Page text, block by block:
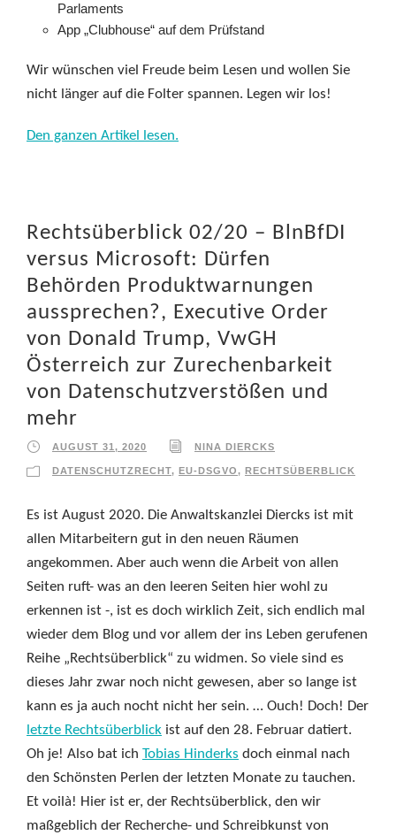
Parlaments
App „Clubhouse“ auf dem Prüfstand
Wir wünschen viel Freude beim Lesen und wollen Sie
nicht länger auf die Folter spannen. Legen wir los!
Den ganzen Artikel lesen.
Rechtsüberblick 02/20 – BlnBfDI
versus Microsoft: Dürfen
Behörden Produktwarnungen
aussprechen?, Executive Order
von Donald Trump, VwGH
Österreich zur Zurechenbarkeit
von Datenschutzverstößen und
mehr
AUGUST 31, 2020 NINA DIERCKS
DATENSCHUTZRECHT, EU-DSGVO, RECHTSÜBERBLICK
Es ist August 2020. Die Anwaltskanzlei Diercks ist mit
allen Mitarbeitern gut in den neuen Räumen
angekommen. Aber auch wenn die Arbeit von allen
Seiten ruft- was an den leeren Seiten hier wohl zu
erkennen ist -, ist es doch wirklich Zeit, sich endlich mal
wieder dem Blog und vor allem der ins Leben gerufenen
Reihe „Rechtsüberblick“ zu widmen. So viele sind es
dieses Jahr zwar noch nicht gewesen, aber so lange ist
kann es ja auch nocht nicht her sein. … Ouch! Doch! Der
letzte Rechtsüberblick ist auf den 28. Februar datiert.
Oh je! Also bat ich Tobias Hinderks doch einmal nach
den Schönsten Perlen der letzten Monate zu tauchen.
Et voilà! Hier ist er, der Rechtsüberblick, den wir
maßgeblich der Recherche- und Schreibkunst von